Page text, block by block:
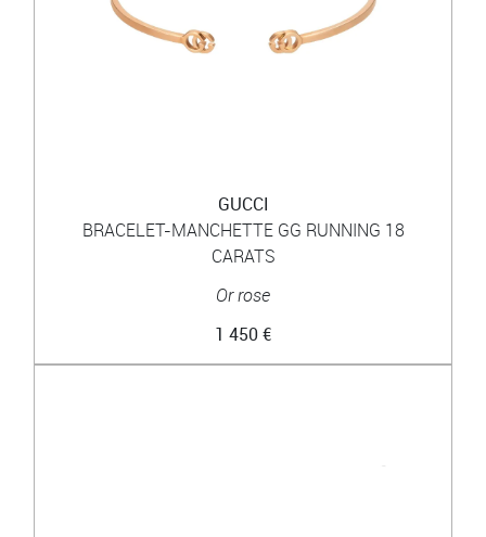
GUCCI
BRACELET-MANCHETTE GG RUNNING 18
CARATS
Or rose
1 450 €